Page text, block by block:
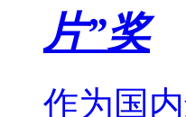
片”奖
作为国